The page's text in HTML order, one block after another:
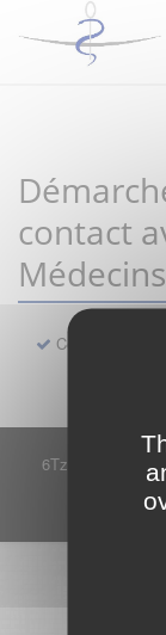
contact
Contact
6Tzen ©2015 -